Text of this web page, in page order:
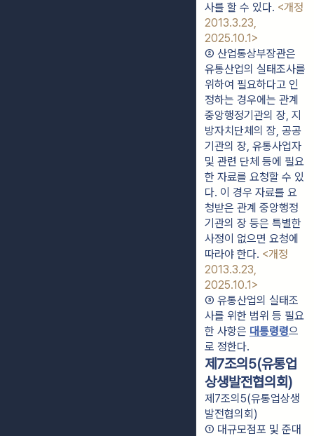
사를 할 수 있다. <개정
2013.3.23,
2025.10.1>
② 산업통상부장관은
유통산업의 실태조사를
위하여 필요하다고 인
정하는 경우에는 관계
중앙행정기관의 장, 지
방자치단체의 장, 공공
기관의 장, 유통사업자
및 관련 단체 등에 필요
한 자료를 요청할 수 있
다. 이 경우 자료를 요
청받은 관계 중앙행정
기관의 장 등은 특별한
사정이 없으면 요청에
따라야 한다. <개정
2013.3.23,
2025.10.1>
③ 유통산업의 실태조
사를 위한 범위 등 필요
한 사항은 대통령령으
로 정한다.
제7조의5(유통업
상생발전협의회)
제7조의5(유통업상생
발전협의회)
① 대규모점포 및 준대